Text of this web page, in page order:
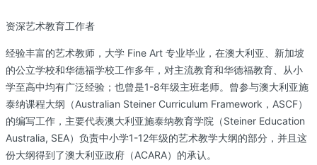
资深艺术教育工作者
经验丰富的艺术教师，大学 Fine Art 专业毕业，在澳大利亚、新加坡
的公立学校和华德福学校工作多年，对主流教育和华德福教育、从小
学至高中均有广泛经验；也曾是1-8年级主班老师。曾参与澳大利亚施
泰纳课程大纲（Australian Steiner Curriculum Framework，ASCF）
的编写工作，主要代表澳大利亚施泰纳教育学院（Steiner Education
Australia, SEA）负责中小学1-12年级的艺术教学大纲的部分，并且这
份大纲得到了澳大利亚政府（ACARA）的承认。